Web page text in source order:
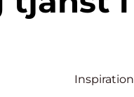
Inspiration